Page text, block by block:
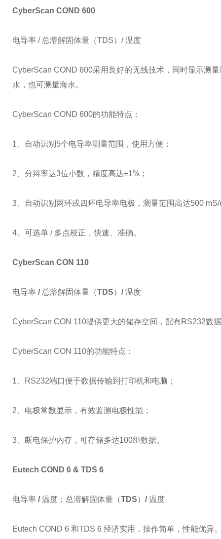
CyberScan COND 600
电导率 / 总溶解固体量（TDS）/ 温度
CyberScan COND 600采用良好的无线技术，同时显示测
水，也可测量海水。
CyberScan COND 600的功能特点：
1、自动识别5个电导率测量范围，使用方便；
2、分辩率达3位小数，精度高达±1%；
3、自动识别两环或四环电导率电极，测量范围高达500
4、可选单 / 多点校正，快速、准确。
CyberScan CON 110
电导率 / 总溶解固体量（TDS） /温度
CyberScan CON 110提供更大的储存空间，配有RS232数
CyberScan CON 110的功能特点：
1、RS232端口便于数据传输到打印机和电脑；
2、电极常数显示，有效监测电极性能；
3、断电保护内存，可存储多达100组数据。
Eutech COND 6 & TDS 6
电导率 /温度；总溶解固体量（TDS） /温度
Eutech COND 6 和TDS 6 经济实用，操作简单，性能优异